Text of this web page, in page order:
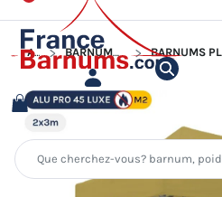
ACCUEIL BARNUMS PLIANTS ALUMINIUM PRO 45 LUXE M2 BARNUMS PLIANTS ALUMINIUM PRO 45 LUXE M2 DE 2M X 3M